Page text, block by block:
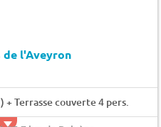
de l'Aveyron
+ Terrasse couverte 4 pers.